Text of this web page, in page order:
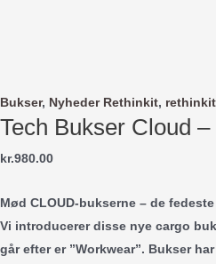
Bukser, Nyheder Rethinkit, rethinkit
Tech Bukser Cloud
kr.980.00
Mød CLOUD-bukserne – de
Vi introducerer disse nye cargo
går efter er ”Workwear”. Bukser